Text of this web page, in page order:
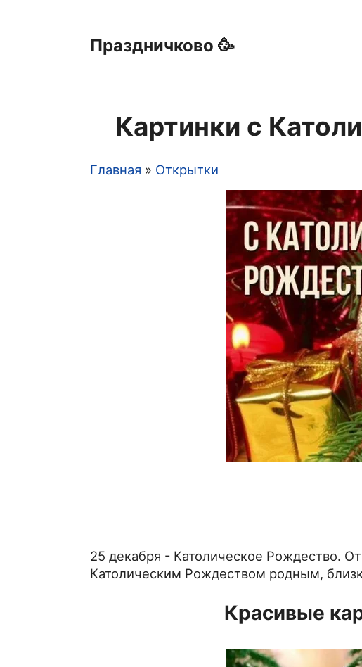
Праздничково 🥳
Картинки с
Главная Открытки
25 декабря - Католическое Рождество.
Католическим Рождеством родным,
Красивые